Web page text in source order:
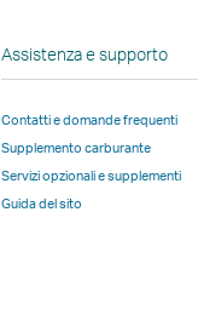
si
apre
in
una
nuova
finestra
si
una
nuova
Assistenza e supporto
Contatti e domande frequenti
Supplemento carburante
Servizi opzionali e supplementi
Guida del sito